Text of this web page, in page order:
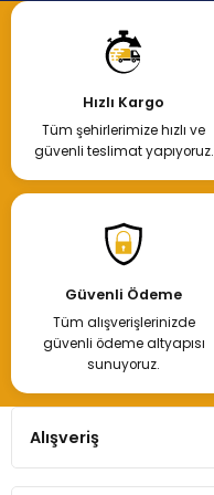
Hızlı Kargo
Tüm şehirlerimize hızlı ve
güvenli teslimat yapıyoruz.
Güvenli Ödeme
Tüm alışverişlerinizde
güvenli ödeme altyapısı
sunuyoruz.
Alışveriş